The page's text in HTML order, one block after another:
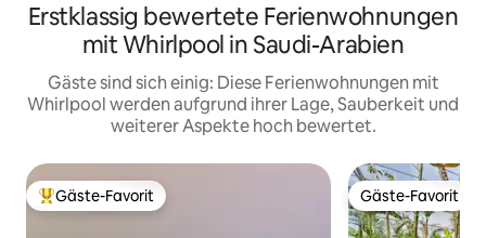
Erstklassig bewertete Ferienwohnungen
mit Whirlpool in Saudi-Arabien
Gäste sind sich einig: Diese Ferienwohnungen mit
Whirlpool werden aufgrund ihrer Lage, Sauberkeit und
weiterer Aspekte hoch bewertet.
Beliebter Gäste-Favorit.
Gäste-Favorit Gäste-Favorit
Gäste-Favorit